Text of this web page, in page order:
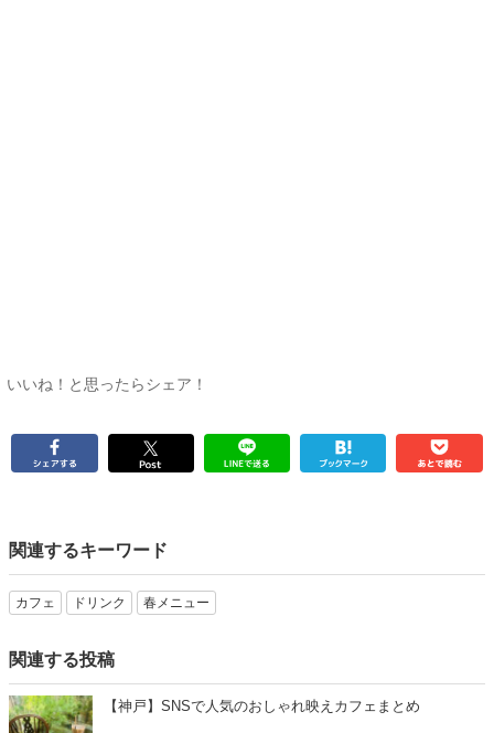
いいね！と思ったらシェア！
関連するキーワード
カフェ ドリンク 春メニュー
関連する投稿
【神戸】SNSで人気のおしゃれ映えカフェまとめ